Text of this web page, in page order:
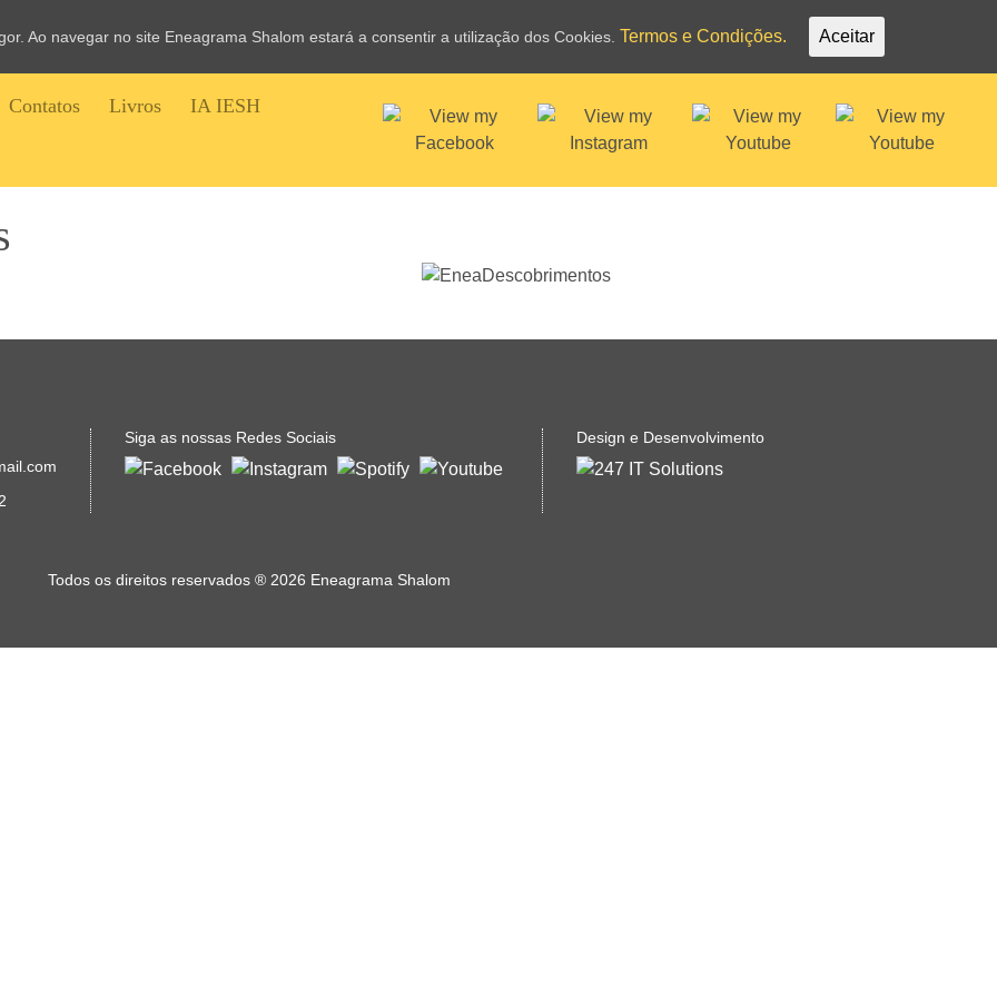
Contatos Livros IA IESH
Siga as nossas Redes Sociais Design e Desenvolvimento
Todos os direitos reservados ® 2026 Eneagrama Shalom
Ao navegar no site Eneagrama Shalom estará a consentir a utilização dos Cookies. Termos e Condições. Aceitar